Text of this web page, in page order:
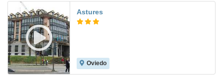
Astures
Oviedo